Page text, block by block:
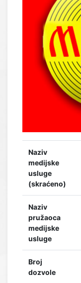
Naziv
medijske
usluge
(skraćeno)
Naziv
pružaoca
medijske
usluge
Broj
dozvole